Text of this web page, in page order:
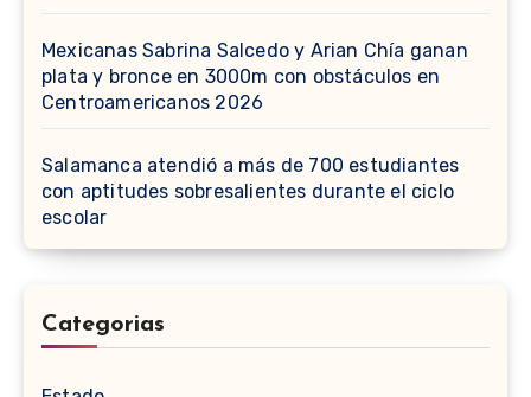
Mexicanas Sabrina Salcedo y Arian Chía ganan
plata y bronce en 3000m con obstáculos en
Centroamericanos 2026
Salamanca atendió a más de 700 estudiantes
con aptitudes sobresalientes durante el ciclo
escolar
Categorias